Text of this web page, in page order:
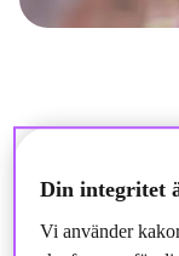
Din integritet
Vi använder